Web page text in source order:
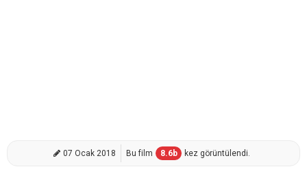
07 Ocak 2018 Bu film 8.6b kez görüntülendi.